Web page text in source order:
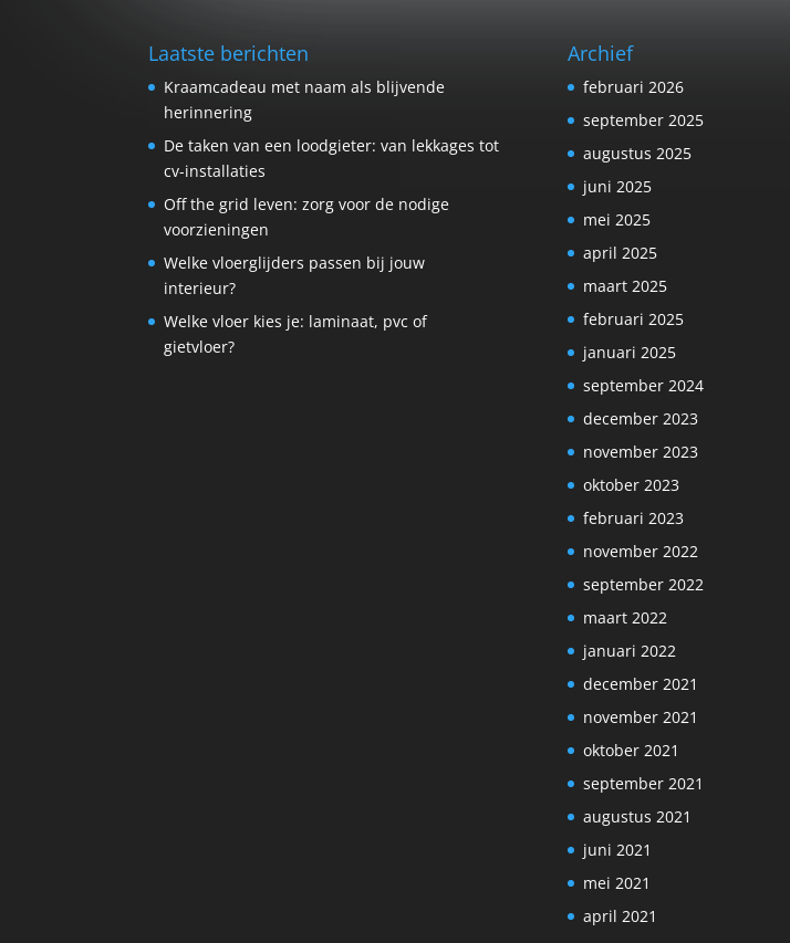
Laatste berichten
Kraamcadeau met naam als blijvende
herinnering
De taken van een loodgieter: van lekkages tot
cv-installaties
Off the grid leven: zorg voor de nodige
voorzieningen
Welke vloerglijders passen bij jouw
interieur?
Welke vloer kies je: laminaat, pvc of
gietvloer?
Archief
februari 2026
september 2025
augustus 2025
juni 2025
mei 2025
april 2025
maart 2025
februari 2025
januari 2025
september 2024
december 2023
november 2023
oktober 2023
februari 2023
november 2022
september 2022
maart 2022
januari 2022
december 2021
november 2021
oktober 2021
september 2021
augustus 2021
juni 2021
mei 2021
april 2021